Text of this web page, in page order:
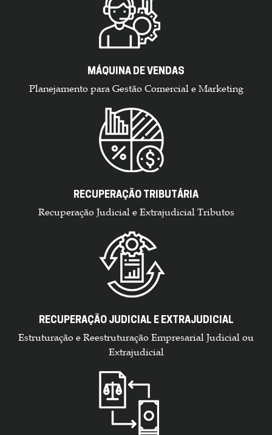
MÁQUINA DE VENDAS
Planejamento para Gestão Comercial e Marketing
RECUPERAÇÃO TRIBUTÁRIA
Recuperação Judicial e Extrajudicial Tributos
RECUPERAÇÃO JUDICIAL E EXTRAJUDICIAL
Estruturação e Reestruturação Empresarial Judicial ou
Extrajudicial